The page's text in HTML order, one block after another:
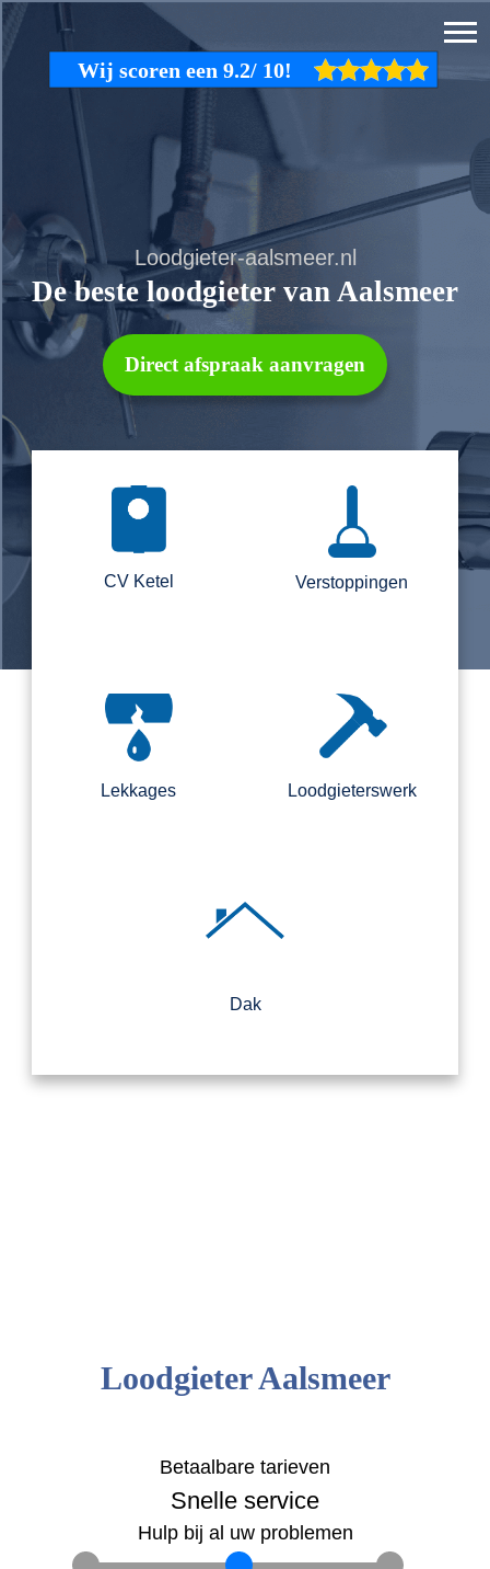
Loodgieter-aalsmeer.nl
De beste loodgieter van Aalsmeer
Direct afspraak aanvragen
CV Ketel Verstoppingen
Lekkages Loodgieterswerk
Dak
Loodgieter Aalsmeer
Betaalbare tarieven
Snelle service
Hulp bij al uw problemen